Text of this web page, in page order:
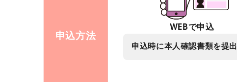
申込方法
WEBで申込
申込時に本人確認書類を提出